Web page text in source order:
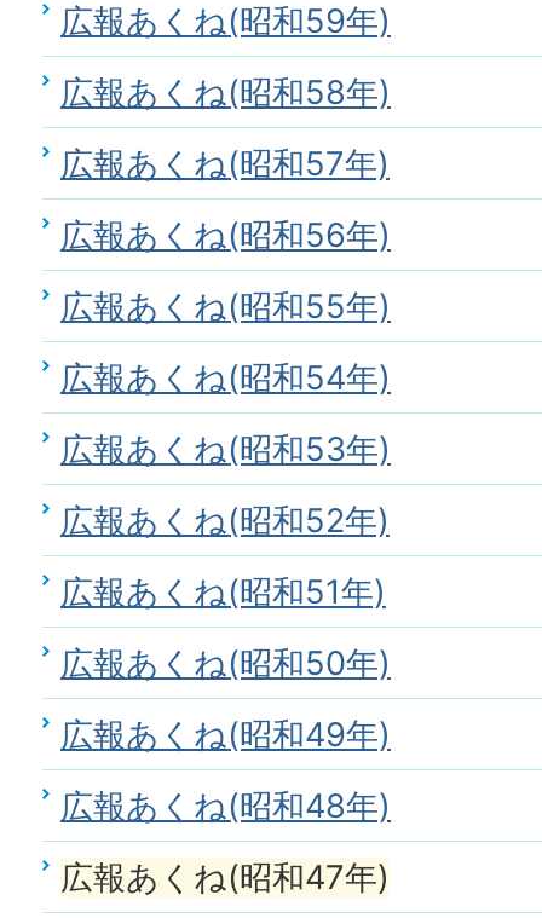
広報あくね(昭和59年)
広報あくね(昭和58年)
広報あくね(昭和57年)
広報あくね(昭和56年)
広報あくね(昭和55年)
広報あくね(昭和54年)
広報あくね(昭和53年)
広報あくね(昭和52年)
広報あくね(昭和51年)
広報あくね(昭和50年)
広報あくね(昭和49年)
広報あくね(昭和48年)
広報あくね(昭和47年)